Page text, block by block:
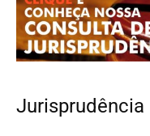
Jurisprudência